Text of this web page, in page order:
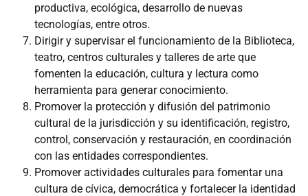
productiva, ecológica, desarrollo de nuevas
tecnologías, entre otros.
Dirigir y supervisar el funcionamiento de la Biblioteca,
teatro, centros culturales y talleres de arte que
fomenten la educación, cultura y lectura como
herramienta para generar conocimiento.
Promover la protección y difusión del patrimonio
cultural de la jurisdicción y su identificación, registro,
control, conservación y restauración, en coordinación
con las entidades correspondientes.
Promover actividades culturales para fomentar una
cultura de cívica, democrática y fortalecer la identidad